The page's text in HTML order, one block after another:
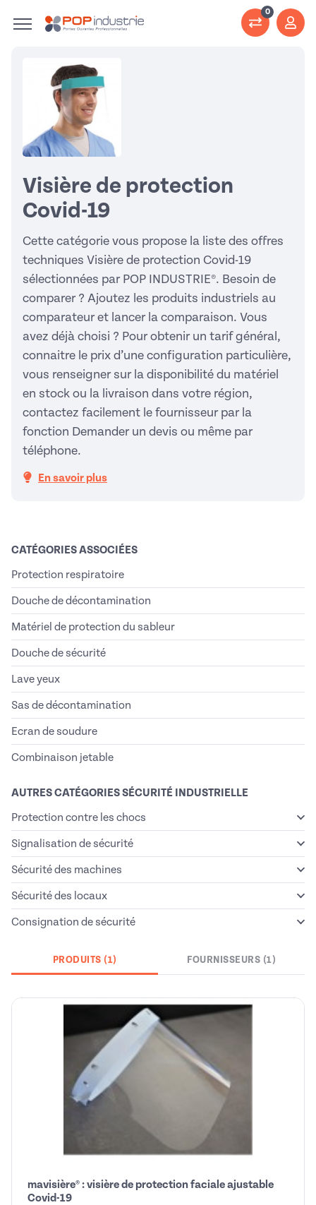
0
Visière de protection
Covid-19
Cette catégorie vous propose la liste des offres
techniques Visière de protection Covid-19
sélectionnées par POP INDUSTRIE®. Besoin de
comparer ? Ajoutez les produits industriels au
comparateur et lancer la comparaison. Vous
avez déjà choisi ? Pour obtenir un tarif général,
connaitre le prix d’une configuration particulière,
vous renseigner sur la disponibilité du matériel
en stock ou la livraison dans votre région,
contactez facilement le fournisseur par la
fonction Demander un devis ou même par
téléphone.
En savoir plus
CATÉGORIES ASSOCIÉES
Protection respiratoire
Douche de décontamination
Matériel de protection du sableur
Douche de sécurité
Lave yeux
Sas de décontamination
Ecran de soudure
Combinaison jetable
AUTRES CATÉGORIES SÉCURITÉ INDUSTRIELLE
Protection contre les chocs
Signalisation de sécurité
Sécurité des machines
Sécurité des locaux
Consignation de sécurité
PRODUITS (1) FOURNISSEURS (1)
mavisière® : visière de protection faciale ajustable
Covid-19